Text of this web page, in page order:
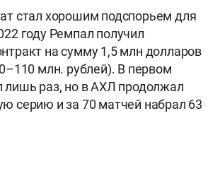
стал хорошим подспорьем для
году Ремпал получил
на сумму 1,5 млн долларов
млн. рублей). В первом
лишь раз, но в АХЛ продолжал
серию и за 70 матчей набрал 63